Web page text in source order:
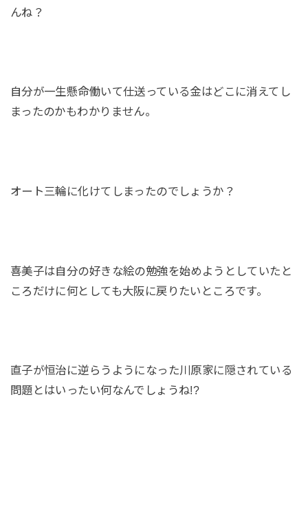
んね？
自分が一生懸命働いて仕送っている金はどこに消えてし
まったのかもわかりません。
オート三輪に化けてしまったのでしょうか？
喜美子は自分の好きな絵の勉強を始めようとしていたと
ころだけに何としても大阪に戻りたいところです。
直子が恒治に逆らうようになった川原家に隠されている
問題とはいったい何なんでしょうね!?